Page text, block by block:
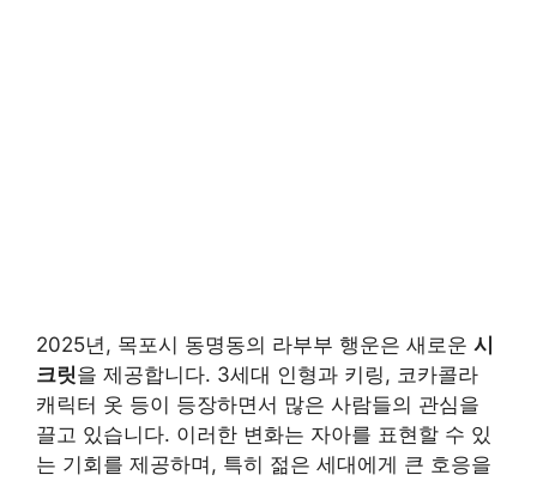
2025년, 목포시 동명동의 라부부 행운은 새로운 시
크릿을 제공합니다. 3세대 인형과 키링, 코카콜라
캐릭터 옷 등이 등장하면서 많은 사람들의 관심을
끌고 있습니다. 이러한 변화는 자아를 표현할 수 있
는 기회를 제공하며, 특히 젊은 세대에게 큰 호응을